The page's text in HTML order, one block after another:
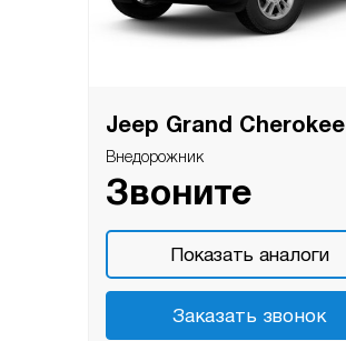
Jeep Grand Cherokee
Внедорожник
Звоните
Показать аналоги
Заказать звонок